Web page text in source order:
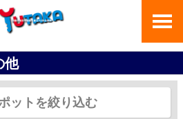
他
ットを絞り込む